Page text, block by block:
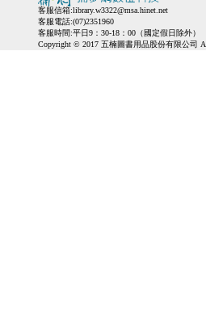
客服信箱:library.w3322@msa.hinet.net
客服電話:(07)2351960
客服時間:平日9：30-18：00（國定假日除外）
Copyright © 2017 五楠圖書用品股份有限公司